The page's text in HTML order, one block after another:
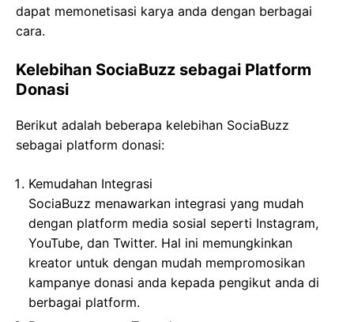
dapat memonetisasi karya anda dengan berbagai
cara.
Kelebihan SociaBuzz sebagai Platform
Donasi
Berikut adalah beberapa kelebihan SociaBuzz
sebagai platform donasi:
Kemudahan Integrasi
SociaBuzz menawarkan integrasi yang mudah
dengan platform media sosial seperti Instagram,
YouTube, dan Twitter. Hal ini memungkinkan
kreator untuk dengan mudah mempromosikan
kampanye donasi anda kepada pengikut anda di
berbagai platform.